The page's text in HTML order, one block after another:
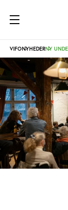
VIFONYHEDERNY